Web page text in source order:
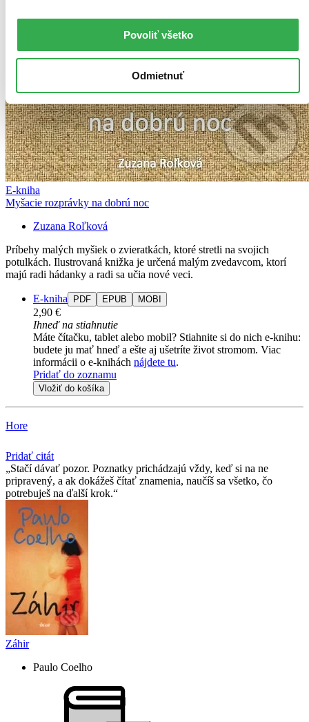
Povoliť všetko
Odmietnuť
E-kniha
Myšacie rozprávky na dobrú noc
Zuzana Roľková
Príbehy malých myšiek o zvieratkách, ktoré stretli na svojich
potulkách. Ilustrovaná knižka je určená malým zvedavcom, ktorí
majú radi hádanky a radi sa učia nové veci.
E-kniha PDF EPUB MOBI
2,90 €
Ihneď na stiahnutie
Máte čítačku, tablet alebo mobil? Stiahnite si do nich e-knihu:
budete ju mať hneď a ešte aj ušetríte život stromom. Viac
informácii o e-knihách nájdete tu.
Pridať do zoznamu
Vložiť do košíka
Hore
Pridať citát
Stačí dávať pozor. Poznatky prichádzajú vždy, keď si na ne
pripravený, a ak dokážeš čítať znamenia, naučíš sa všetko, čo
potrebuješ na ďalší krok.
Záhir
Paulo Coelho